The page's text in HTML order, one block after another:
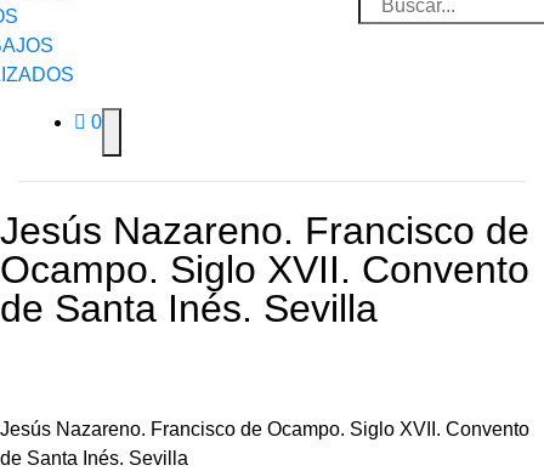
0
Jesús Nazareno. Francisco de
Ocampo. Siglo XVII. Convento
de Santa Inés. Sevilla
Jesús Nazareno. Francisco de Ocampo. Siglo XVII. Convento
de Santa Inés. Sevilla